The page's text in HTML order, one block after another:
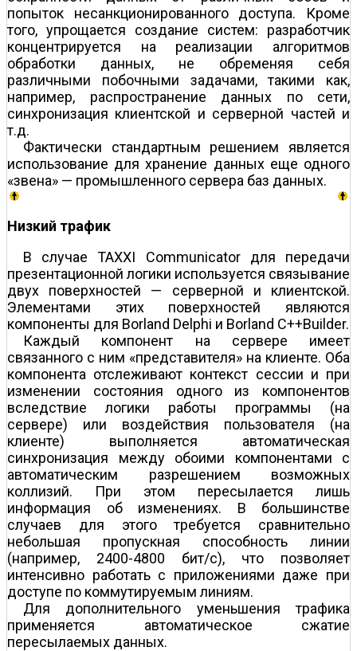
попыток несанкционированного доступа. Кроме
того, упрощается создание систем: разработчик
концентрируется на реализации алгоритмов
обработки данных, не обременяя себя
различными побочными задачами, такими как,
например, распространение данных по сети,
синхронизация клиентской и серверной частей и
т.д.
Фактически стандартным решением является
использование для хранение данных еще одного
«звена» — промышленного сервера баз данных.
Низкий трафик
В случае TAXXI Communicator для передачи
презентационной логики используется связывание
двух поверхностей — серверной и клиентской.
Элементами этих поверхностей являются
компоненты для Borland Delphi и Borland C++Builder.
Каждый компонент на сервере имеет
связанного с ним «представителя» на клиенте. Оба
компонента отслеживают контекст сессии и при
изменении состояния одного из компонентов
вследствие логики работы программы (на
сервере) или воздействия пользователя (на
клиенте) выполняется автоматическая
синхронизация между обоими компонентами с
автоматическим разрешением возможных
коллизий. При этом пересылается лишь
информация об изменениях. В большинстве
случаев для этого требуется сравнительно
небольшая пропускная способность линии
(например, 2400-4800 бит/c), что позволяет
интенсивно работать с приложениями даже при
доступе по коммутируемым линиям.
Для дополнительного уменьшения трафика
применяется автоматическое сжатие
пересылаемых данных.